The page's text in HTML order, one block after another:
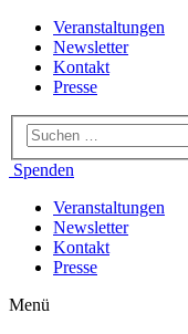
Veranstaltungen
Newsletter
Kontakt
Presse
Spenden
Veranstaltungen
Newsletter
Kontakt
Presse
Menü